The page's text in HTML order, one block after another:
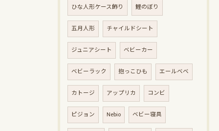
ひな人形ケース飾り 鯉のぼり
五月人形 チャイルドシート
ジュニアシート ベビーカー
ベビーラック 抱っこひも エールベベ
カトージ アップリカ コンビ
ピジョン Nebio ベビー寝具